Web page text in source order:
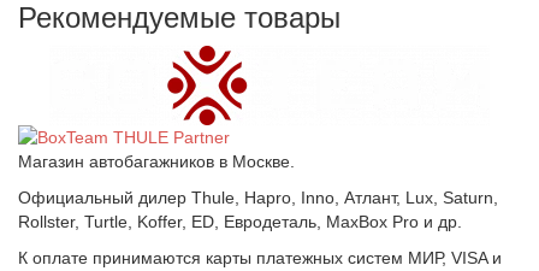
Рекомендуемые товары
Магазин автобагажников в Москве.
Официальный дилер Thule, Hapro, Inno, Атлант, Lux, Saturn,
Rollster, Turtle, Koffer, ED, Евродеталь, MaxBox Pro и др.
К оплате принимаются карты платежных систем МИР, VISA и